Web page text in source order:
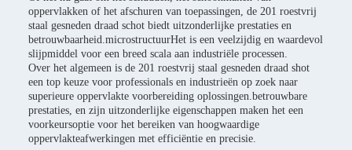
oppervlakken of het afschuren van toepassingen, de 201 roestvrij
staal gesneden draad schot biedt uitzonderlijke prestaties en
betrouwbaarheid.microstructuurHet is een veelzijdig en waardevol
slijpmiddel voor een breed scala aan industriële processen.
Over het algemeen is de 201 roestvrij staal gesneden draad shot
een top keuze voor professionals en industrieën op zoek naar
superieure oppervlakte voorbereiding oplossingen.betrouwbare
prestaties, en zijn uitzonderlijke eigenschappen maken het een
voorkeursoptie voor het bereiken van hoogwaardige
oppervlakteafwerkingen met efficiëntie en precisie.